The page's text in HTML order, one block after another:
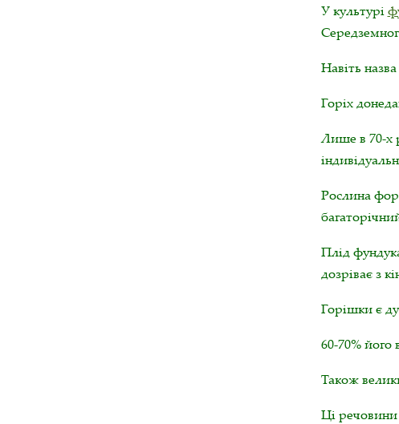
У культурі
Навіть
Горіх
Лише в 70-х
Рослина
Плід
дозріває з
Горішки є
60-70% його
Також
Ці речовини